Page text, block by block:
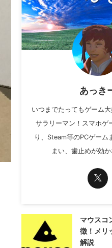
あっき
いつまでたってもゲーム
サラリーマン！スマホゲ
り、Steam等のPCゲーム
まい、歯止めが効か
マウスコ
徴！メリ
解説